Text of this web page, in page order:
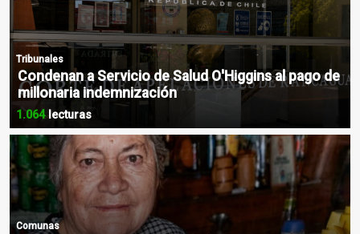
Tribunales
Condenan a Servicio de Salud O'Higgins al pago de
millonaria indemnización
1.064lecturas
Comunas